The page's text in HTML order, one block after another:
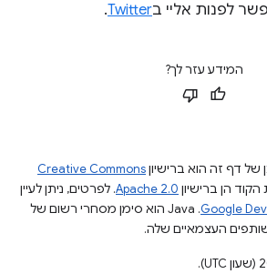
לפנות אליי בTwitter
.
המידע עזר לך?
של דף זה הוא ברישיוןCreative Commons
הקוד הן ברישיון Apache 2.0. לפרטים, ניתן לעיין
.‏ Java הוא סימן מסחרי רשום של